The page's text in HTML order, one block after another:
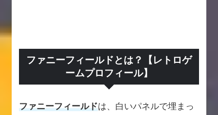
ファニーフィールドとは？【レトロゲ
ームプロフィール】
ファニーフィールドは、白いパネルで埋まっ